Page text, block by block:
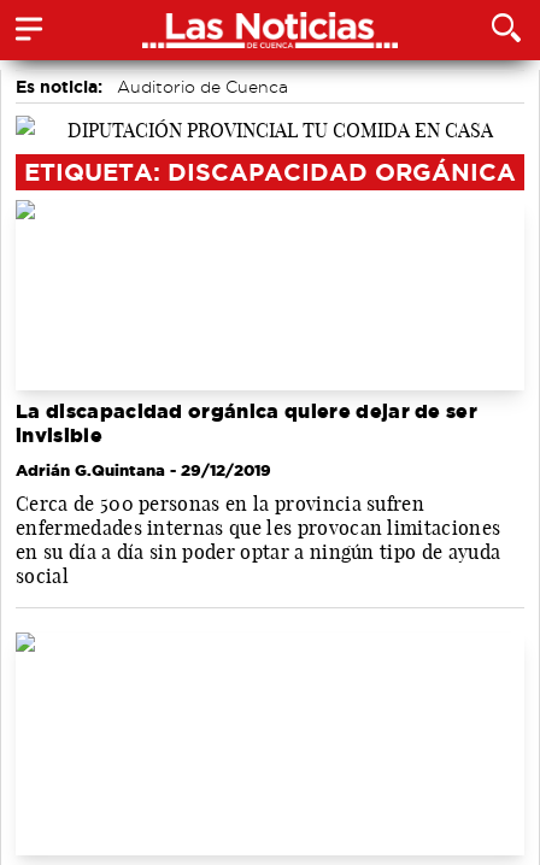
Es noticia:
Auditorio de Cuenca
Actividades culturales en Cuenca
ETIQUETA: DISCAPACIDAD ORGÁNICA
La discapacidad orgánica quiere dejar de ser
invisible
Adrián G.Quintana - 29/12/2019
Cerca de 500 personas en la provincia sufren
enfermedades internas que les provocan limitaciones
en su día a día sin poder optar a ningún tipo de ayuda
social